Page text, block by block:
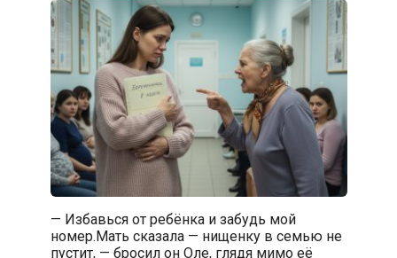
— Избавься от ребёнка и забудь мой
номер.Мать сказала — нищенку в семью не
пустит, — бросил он Оле, глядя мимо её